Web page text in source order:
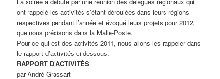
ont rappelé les activités s’étant déroulées dans leurs régions
respectives pendant l’année et évoqué leurs projets pour 2012,
que nous précisons dans la Malle-Poste.
Pour ce qui est des activités 2011, nous allons les rappeler dans
le rapport d’activités ci-dessous.
RAPPORT D’ACTIVITÉS
par André Grassart